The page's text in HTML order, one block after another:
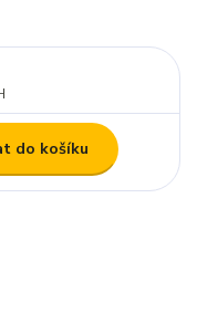
do košíku